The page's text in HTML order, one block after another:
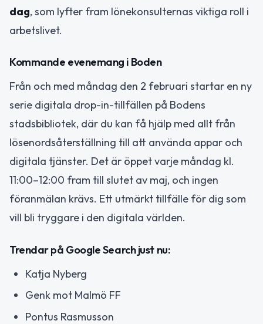
dag, som lyfter fram lönekonsulternas viktiga roll i
arbetslivet.
Kommande evenemang i Boden
Från och med måndag den 2 februari startar en ny
serie digitala drop-in-tillfällen på Bodens
stadsbibliotek, där du kan få hjälp med allt från
lösenordsåterställning till att använda appar och
digitala tjänster. Det är öppet varje måndag kl.
11:00–12:00 fram till slutet av maj, och ingen
föranmälan krävs. Ett utmärkt tillfälle för dig som
vill bli tryggare i den digitala världen.
Trendar på Google Search just nu:
Katja Nyberg
Genk mot Malmö FF
Pontus Rasmusson